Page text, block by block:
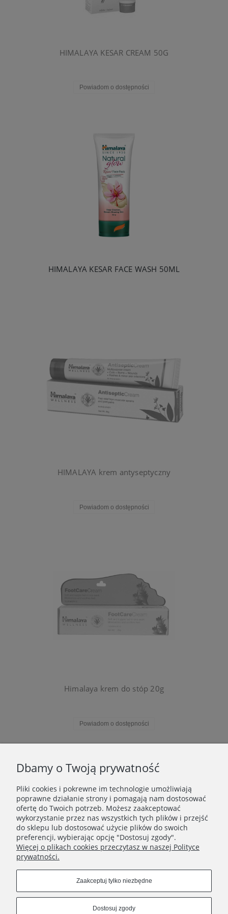
HIMALAYA KESAR CREAM 50G
Powiadom o dostępności
HIMALAYA KESAR FACE WASH 50ML
HIMALAYA krem antyseptyczny
Powiadom o dostępności
Himalaya krem do stóp 20g
Powiadom o dostępności
11
WAŻNE INFORMACJE
POLECANE STRONY
Dbamy o Twoją prywatność
Pliki cookies i pokrewne im technologie umożliwiają
poprawne działanie strony i pomagają nam dostosować
ofertę do Twoich potrzeb. Możesz zaakceptować
wykorzystanie przez nas wszystkich tych plików i przejść
do sklepu lub dostosować użycie plików do swoich
preferencji, wybierając opcję "Dostosuj zgody".
Więcej o plikach cookies przeczytasz w naszej Polityce
prywatności.
Zaakceptuj tylko niezbędne
Dostosuj zgody